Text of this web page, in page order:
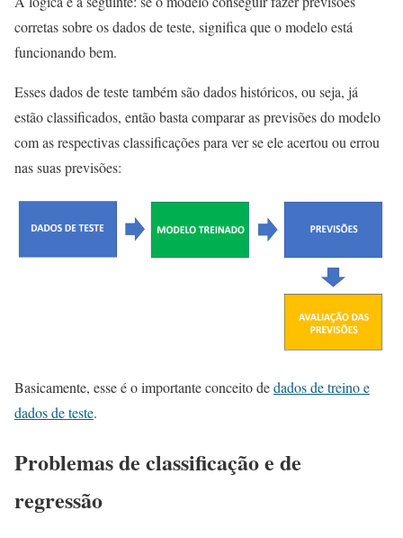
corretas sobre os dados de teste, significa que o modelo está
funcionando bem.
Esses dados de teste também são dados históricos, ou seja, já
estão classificados, então basta comparar as previsões do modelo
com as respectivas classificações para ver se ele acertou ou errou
nas suas previsões:
Basicamente, esse é o importante conceito dedados de treino e
dados de teste.
Problemas de classificação e de
regressão